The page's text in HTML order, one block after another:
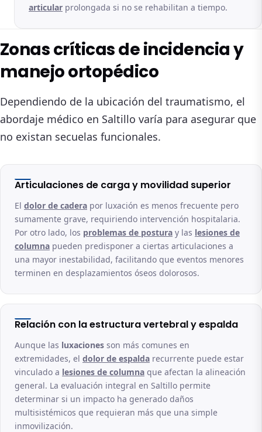
articular prolongada si no se rehabilitan a tiempo.
Zonas críticas de incidencia y
manejo ortopédico
Dependiendo de la ubicación del traumatismo, el
abordaje médico en Saltillo varía para asegurar que
no existan secuelas funcionales.
Articulaciones de carga y movilidad superior
El dolor de cadera por luxación es menos frecuente pero
sumamente grave, requiriendo intervención hospitalaria.
Por otro lado, los problemas de postura y las lesiones de
columna pueden predisponer a ciertas articulaciones a
una mayor inestabilidad, facilitando que eventos menores
terminen en desplazamientos óseos dolorosos.
Relación con la estructura vertebral y espalda
Aunque las luxaciones son más comunes en
extremidades, el dolor de espalda recurrente puede estar
vinculado a lesiones de columna que afectan la alineación
general. La evaluación integral en Saltillo permite
determinar si un impacto ha generado daños
multisistémicos que requieran más que una simple
inmovilización.